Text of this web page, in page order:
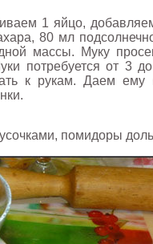
1 яйцо,
80 мл
массы. Муку
потребуется от 3
к рукам. Даем ему
помидоры